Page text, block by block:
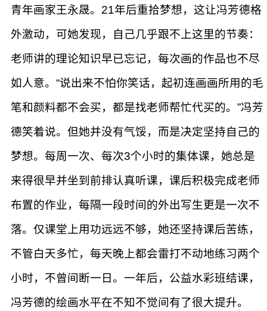
青年画家王永晟。21年后重拾梦想，这让冯芳德格
外激动，可她发现，自己几乎跟不上这里的节奏：
老师讲的理论知识早已忘记，每次画的作品也不尽
如人意。“说出来不怕你笑话，起初连画画所用的毛
笔和颜料都不会买，都是找老师帮忙代买的。”冯芳
德笑着说。但她并没有气馁，而是决定坚持自己的
梦想。每周一次、每次3个小时的集体课，她总是
来得很早并坐到前排认真听课，课后积极完成老师
布置的作业，每隔一段时间的外出写生更是一次不
落。仅课堂上用功远远不够，她还坚持课后苦练，
不管白天多忙，每天晚上都会雷打不动地练习两个
小时，不曾间断一日。一年后，公益水彩班结课，
冯芳德的绘画水平在不知不觉间有了很大提升。